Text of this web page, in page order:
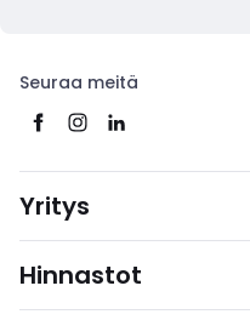
Seuraa meitä
Yritys
Hinnastot